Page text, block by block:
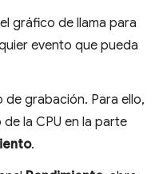
gráfico de llama para
evento que pueda
grabación. Para ello,
la CPU en la parte
.